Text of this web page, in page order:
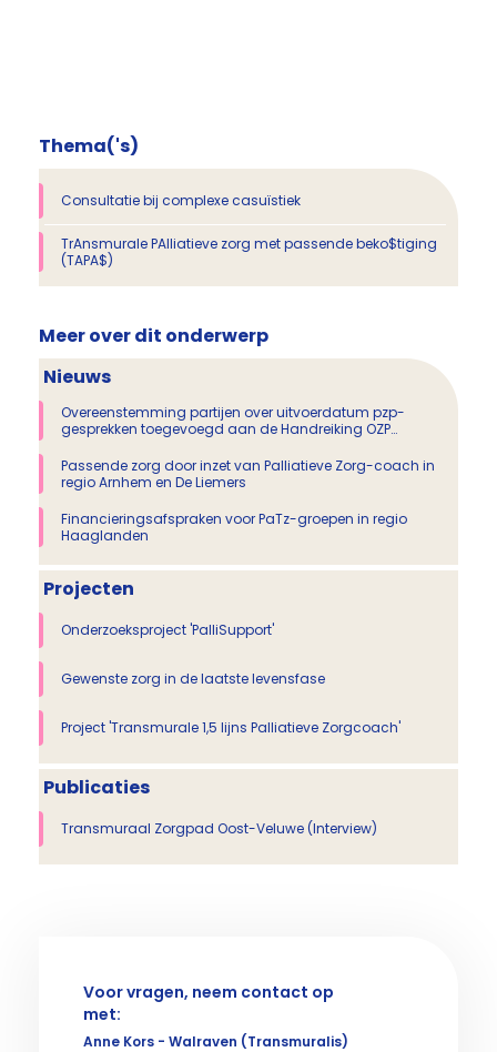
Thema('s)
Consultatie bij complexe casuïstiek
TrAnsmurale PAlliatieve zorg met passende beko$tiging
(TAPA$)
Meer over dit onderwerp
Nieuws
Overeenstemming partijen over uitvoerdatum pzp-
gesprekken toegevoegd aan de Handreiking OZP
Passende zorg door inzet van Palliatieve Zorg-coach in
regio Arnhem en De Liemers
Financieringsafspraken voor PaTz-groepen in regio
Haaglanden
Projecten
Onderzoeksproject 'PalliSupport'
Gewenste zorg in de laatste levensfase
Project 'Transmurale 1,5 lijns Palliatieve Zorgcoach'
Publicaties
Transmuraal Zorgpad Oost-Veluwe (Interview)
Voor vragen, neem contact op
met:
Anne Kors - Walraven (Transmuralis)